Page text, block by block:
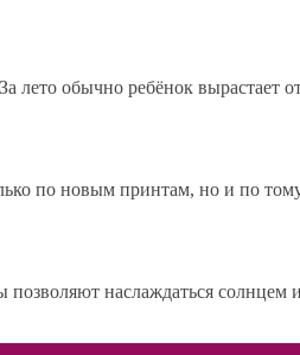
лето обычно ребёнок вырастает
по новым принтам, но и по
наслаждаться солнцем